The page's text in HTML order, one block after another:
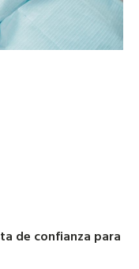
de confianza para